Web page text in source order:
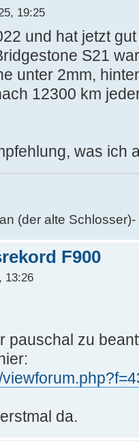
19:25
und hat jetzt
S21
unter 2mm,
12300 km
was ich
(der alte Schlosser)-
F900
13:26
pauschal zu
da.